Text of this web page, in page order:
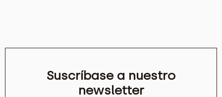
Suscríbase a nuestro
newsletter